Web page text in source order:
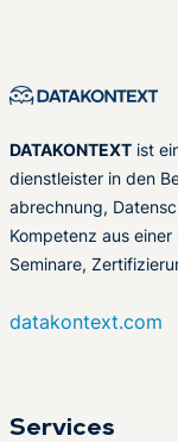
DATAKONTEXT ist
dienstleister in den
abrechnung,
Kompetenz aus
Seminare,
datakontext.com
Services